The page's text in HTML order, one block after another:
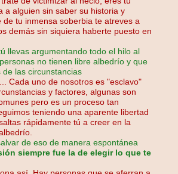
a alguien sin saber su historia y
de tu inmensa soberbia te atreves a
demás sin siquiera haberte puesto en
llevas argumentando todo el hilo al
no tienen libre albedrío y que
de las circunstancias
Cada uno de nosotros es "esclavo"
y factores, algunas son
pero es un proceso tan
teniendo una aparente libertad
rápidamente tú a creer en la
de eso de manera espontánea
siempre fue la de elegir lo que te